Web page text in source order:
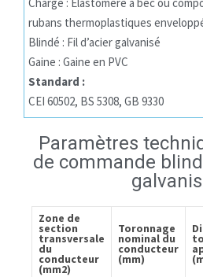
Charge : Élastomère à bec ou
rubans thermoplastiques
Blindé : Fil d’acier galvanisé
Gaine : Gaine en PVC
Standard :
CEI 60502, BS 5308, GB 9330
Paramètres
de commande
Zone de
section
transversale
du
conducteur
(mm2)
Toronnage
nominal du
conducteur
(mm)